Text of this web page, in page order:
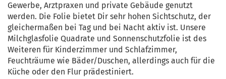
Gewerbe, Arztpraxen und private Gebäude genutzt
werden. Die Folie bietet Dir sehr hohen Sichtschutz, der
gleichermaßen bei Tag und bei Nacht aktiv ist. Unsere
Milchglasfolie Quadrate und Sonnenschutzfolie ist des
Weiteren für Kinderzimmer und Schlafzimmer,
Feuchträume wie Bäder/Duschen, allerdings auch für die
Küche oder den Flur prädestiniert.